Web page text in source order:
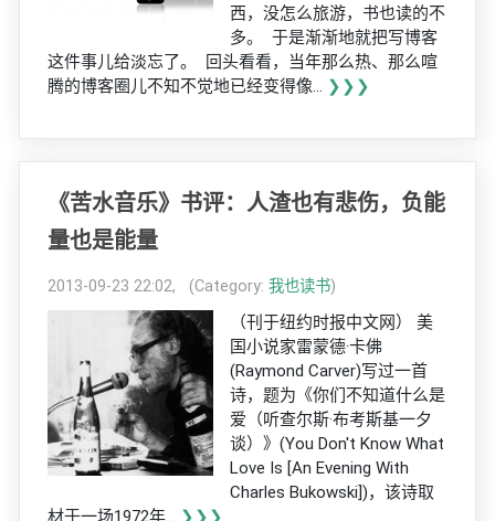
西，没怎么旅游，书也读的不
多。 于是渐渐地就把写博客
这件事儿给淡忘了。 回头看看，当年那么热、那么喧
腾的博客圈儿不知不觉地已经变得像... ❯❯❯
《苦水音乐》书评：人渣也有悲伤，负能
量也是能量
2013-09-23 22:02, (Category: 我也读书)
（刊于纽约时报中文网） 美
国小说家雷蒙德·卡佛
(Raymond Carver)写过一首
诗，题为《你们不知道什么是
爱（听查尔斯·布考斯基一夕
谈）》(You Don't Know What
Love Is [An Evening With
Charles Bukowski])，该诗取
材于一场1972年... ❯❯❯